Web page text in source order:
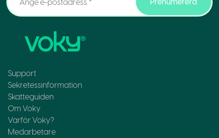
Prenumerera
Support
Sekretessinformation
Skatteguiden
Om Voky
Varför Voky?
Medarbetare